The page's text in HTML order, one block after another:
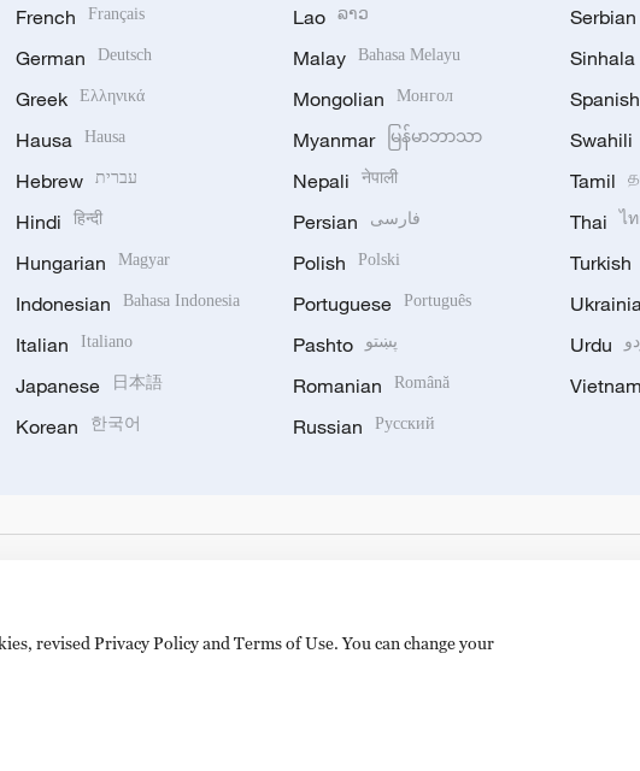
French Français
German Deutsch
Greek Ελληνικά
Hausa Hausa
Hebrew עברית
Hindi हिन्दी
Hungarian Magyar
Indonesian Bahasa Indonesia
Italian Italiano
Japanese 日本語
Korean 한국어
Lao ລາວ
Malay Bahasa Melayu
Mongolian Монгол
Myanmar မြန်မာဘာသာ
Nepali नेपाली
Persian فارسی
Polish Polski
Portuguese Português
Pashto پښتو
Romanian Română
Russian Русский
Serbian
Sinhala
Spanish
Swahili
Tamil
Thai ไ
Turkish
Urdu
revised Privacy Policy and Terms of Use. You can change your